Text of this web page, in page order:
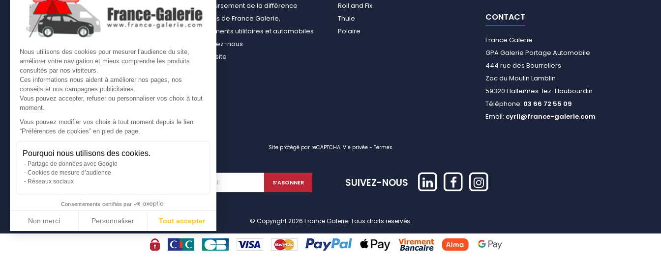
Nous utilisons des cookies pour mesurer l’audience du site,
améliorer votre navigation et mieux comprendre les produits
consultés par nos visiteurs.
Ces informations nous aident à améliorer nos pages, nos
conseils et nos campagnes publicitaires.
Vous pouvez accepter, refuser ou personnaliser vos choix à tout
moment.
Vous pouvez modifier vos choix à tout moment depuis le lien
“Préférences de cookies” en pied de page.
Pourquoi nous utilisons des cookies.
Partage de données avec Google
Cookies de mesure d’audience
Réseaux sociaux
Consentements certifiés par
Non merci Personnaliser Tout accepter
Axeptio consent
Plateforme de Gestion du Consentement : Personnalisez vos Options
Notre plateforme vous permet d'adapter et de gérer vos paramètres de confidentialité, en garantissant la conformité avec les réglementations. Personnalisez vos préférences pour contrôler la manière dont vos informations sont
Gérer mes cookies
Choisir le kit d’aménagement loisirs
démontable idéal
Bien choisir un kit d’habillage bois ou un
Bien choisir son coffre sur attelage
Comment bien choisir son coffre de toit
Remboursement de la différence
À propos de France Galerie,
équipements utilitaires et automobiles
Contactez-nous
Plan du site
Roll and Fix
Thule
Polaire
CONTACT
France Galerie
GPA Galerie Portage Automobile
444 rue des Bourreliers
Zac du Moulin Lamblin
59320 Hallennes-lez-Haubourdin
Téléphone: 03 66 72 55 09
Email: cyril@france-galerie.com
Site protégé par reCAPTCHA. Vie privée - Termes
LETTRE D'INFORMATIONS SUIVEZ-NOUS
© Copyright 2026 France Galerie. Tous droits reservés.